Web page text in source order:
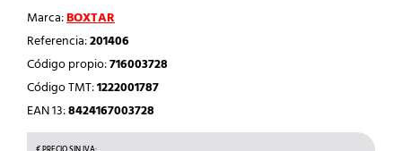
Marca:BOXTAR
Referencia:201406
Código propio:716003728
Código TMT:1222001787
EAN 13:8424167003728